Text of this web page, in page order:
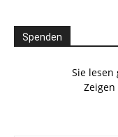
Spenden
Sie